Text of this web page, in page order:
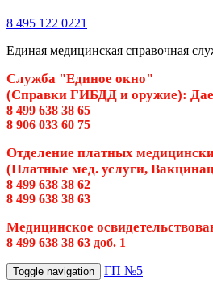
8 495 122 0221
Единая медицинская справочная
Служба "Единое окно"
(Справки ГИБДД и оружие):
8 499 638 38 65
8 906 033 60 75
Отделение платных
(Платные мед. услуги,
8 499 638 38 62
8 499 638 38 63
Медицинское
8 499 638 38 63 доб. 1
Toggle navigation ГП №5